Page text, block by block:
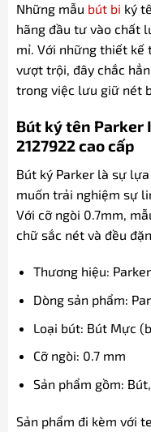
Những mẫu bút bi ký
hãng đầu tư vào chất
mỉ. Với những thiết kế
vượt trội, đây chắc
trong việc lưu giữ nét
Bút ký tên Parker
2127922 cao cấp
Bút ký Parker là sự
muốn trải nghiệm sự
Với cỡ ngòi 0.7mm,
chữ sắc nét và đều đặn.
Thương hiệu: Parker
Dòng sản phẩm:
Loại bút: Bút Mực
Cỡ ngòi: 0.7 mm
Sản phẩm gồm:
Sản phẩm đi kèm với